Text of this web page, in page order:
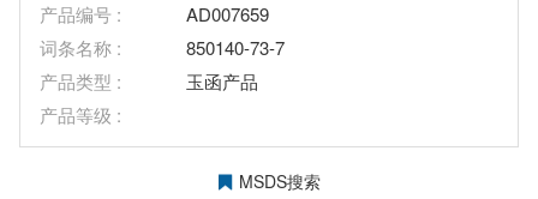
产品编号 :
AD007659
词条名称 :
850140-73-7
产品类型 :
玉函产品
产品等级 :
MSDS搜索